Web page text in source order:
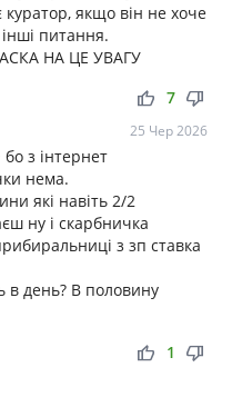
якщо він не хоче
питання.
НА ЦЕ УВАГУ
thumb_up thumb_down
7
25 Чер 2026
з інтернет
нема.
які навіть 2/2
ну і скарбничка
з зп ставка
в день? В половину
thumb_up thumb_down
1